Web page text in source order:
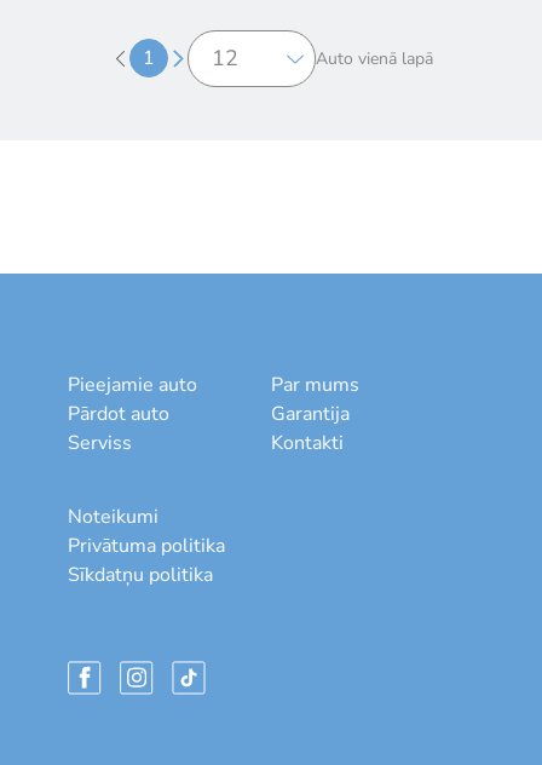
1 Auto vienā lapā
Pieejamie auto
Pārdot auto
Serviss
Par mums
Garantija
Kontakti
Noteikumi
Privātuma politika
Sīkdatņu politika